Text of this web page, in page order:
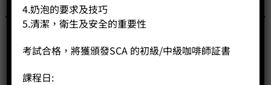
4.奶泡的要求及技巧
5.清潔，衛生及安全的重要性
考試合格，將獲頒發SCA 的初級/中級咖啡師証書
課程日: